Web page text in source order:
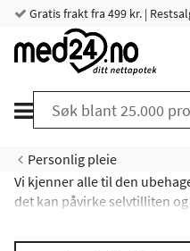
Gratis frakt fra 499 kr. |
Personlig pleie
Vi kjenner alle til den
det kan påvirke selvtilliten
duftdeodoranter som